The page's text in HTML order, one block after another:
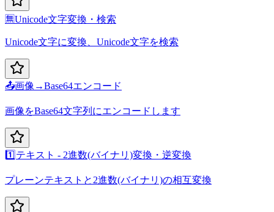
🈚Unicode文字変換・検索
Unicode文字に変換、Unicode文字を検索
📤画像→Base64エンコード
画像をBase64文字列にエンコードします
1️⃣ テキスト - 2進数(バイナリ)変換・逆変換
プレーンテキストと2進数(バイナリ)の相互変換